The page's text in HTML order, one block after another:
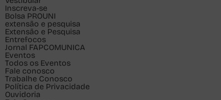
Inscreva-se
Bolsa PROUNI
extensão e pesquisa
Extensão e Pesquisa
Entrefocos
Jornal FAPCOMUNICA
Eventos
Todos os Eventos
Fale conosco
Trabalhe Conosco
Política de Privacidade
Ouvidoria